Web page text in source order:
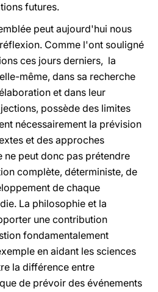
futures.
peut aujourd'hui nous
Comme l'ont souligné
ces jours derniers, la
même, dans sa recherche
et dans leur
possède des limites
nécessairement la prévision
et des approches
ne peut donc pas prétendre
complète, déterministe, de
de chaque
La philosophie et la
une contribution
fondamentalement
en aidant les sciences
la différence entre
de prévoir des événements